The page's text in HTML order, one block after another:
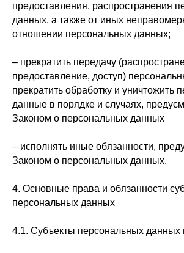
предоставления, распространения
данных, а также от иных
отношении персональных данных;
– прекратить передачу
предоставление, доступ)
прекратить обработку и уничтожить
данные в порядке и случаях,
Законом о персональных данных
– исполнять иные обязанности,
Законом о персональных данных.
4. Основные права и обязанности
персональных данных
4.1. Субъекты персональных данных